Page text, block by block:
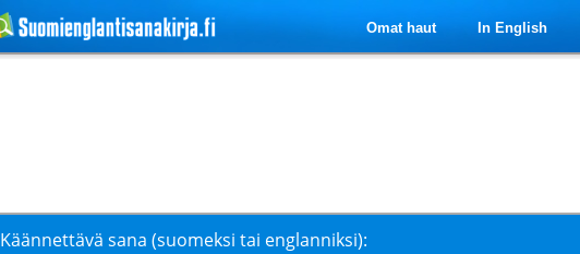
Omat haut In English
Käännettävä sana (suomeksi tai englanniksi):